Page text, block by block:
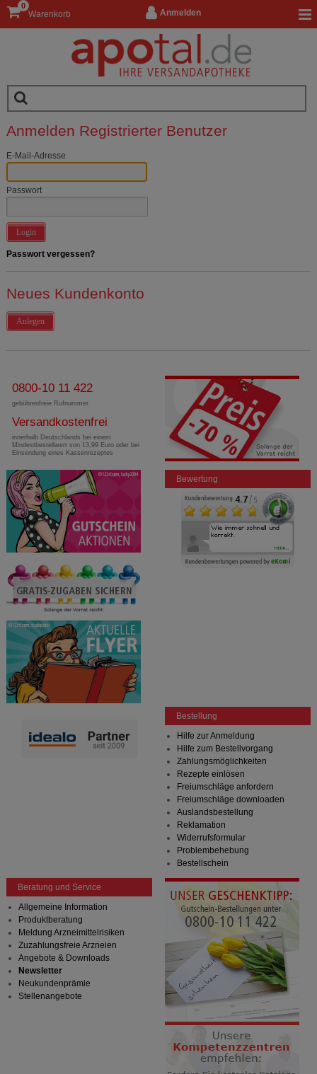
Anmelden
Warenkorb
0
Anmelden Registrierter Benutzer
E-Mail-Adresse
Passwort
Login
Passwort vergessen?
Neues Kundenkonto
Anlegen
0800-10 11 422
gebührenfreie Rufnummer
Versandkostenfrei
innerhalb Deutschlands bei einem
Mindestbestellwert von 13,99 Euro oder bei
Einsendung eines Kassenrezeptes
Bewertung
Bestellung
Hilfe zur Anmeldung
Hilfe zum Bestellvorgang
Zahlungsmöglichkeiten
Rezepte einlösen
Freiumschläge anfordern
Freiumschläge downloaden
Auslandsbestellung
Reklamation
Widerrufsformular
Problembehebung
Bestellschein
Beratung und Service
Allgemeine Information
Produktberatung
Meldung Arzneimittelrisiken
Zuzahlungsfreie Arzneien
Angebote & Downloads
Newsletter
Neukundenprämie
Stellenangebote